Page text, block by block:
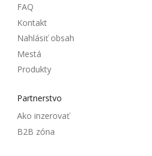
FAQ
Kontakt
Nahlásiť obsah
Mestá
Produkty
Partnerstvo
Ako inzerovať
B2B zóna